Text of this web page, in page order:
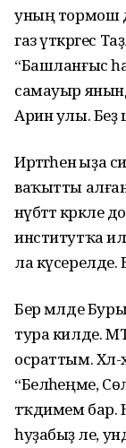
уның тормош
газ үткәргес
“Башланғыс
самауыр
Арин улы. Беҙ
Иртәгәһенә
ваҡытты
нәүбәттә
институтҡа
ла
Бер мәлде
тура килде.
осраттым. Хәл-
“Беләһеңме,
тәҡдимем бар.
һуҙабыҙ әле,